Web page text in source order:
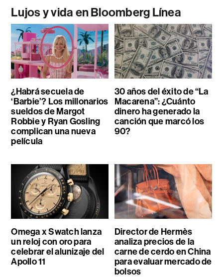
Lujos y vida en Bloomberg Línea
¿Habrá secuela de
‘Barbie’? Los millonarios
sueldos de Margot
Robbie y Ryan Gosling
complican una nueva
película
30 años del éxito de “La
Macarena”: ¿Cuánto
dinero ha generado la
canción que marcó los
90?
Omega x Swatch lanza
un reloj con oro para
celebrar el alunizaje del
Apollo 11
Director de Hermès
analiza precios de la
carne de cerdo en China
para evaluar mercado de
bolsos